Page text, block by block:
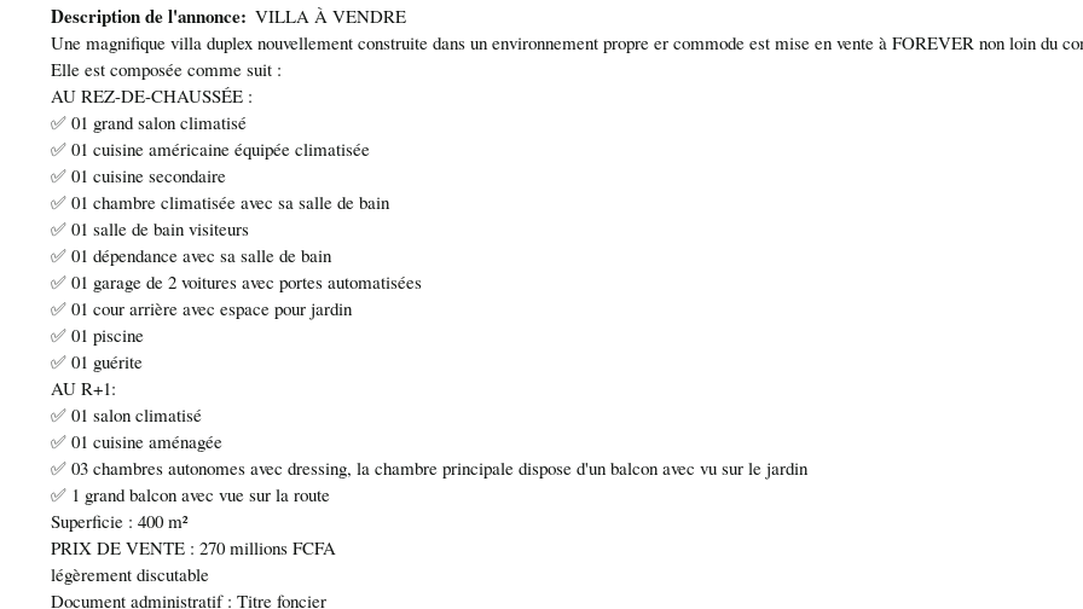
Description de l'annonce
VILLA À VENDRE
Une magnifique villa duplex nouvellement construite dans un environnement propre er commode est mise en vente à FOREVER non loin du
Elle est composée comme suit :
AU REZ-DE-CHAUSSÉE :
✅ 01 grand salon climatisé
✅ 01 cuisine américaine équipée climatisée
✅ 01 cuisine secondaire
✅ 01 chambre climatisée avec sa salle de bain
✅ 01 salle de bain visiteurs
✅ 01 dépendance avec sa salle de bain
✅ 01 garage de 2 voitures avec portes automatisées
✅ 01 cour arrière avec espace pour jardin
✅ 01 piscine
✅ 01 guérite
AU R+1:
✅ 01 salon climatisé
✅ 01 cuisine aménagée
✅ 03 chambres autonomes avec dressing, la chambre principale dispose d'un balcon avec vu sur le jardin
✅ 1 grand balcon avec vue sur la route
Superficie : 400 m²
PRIX DE VENTE : 270 millions FCFA
légèrement discutable
Document administratif : Titre foncier